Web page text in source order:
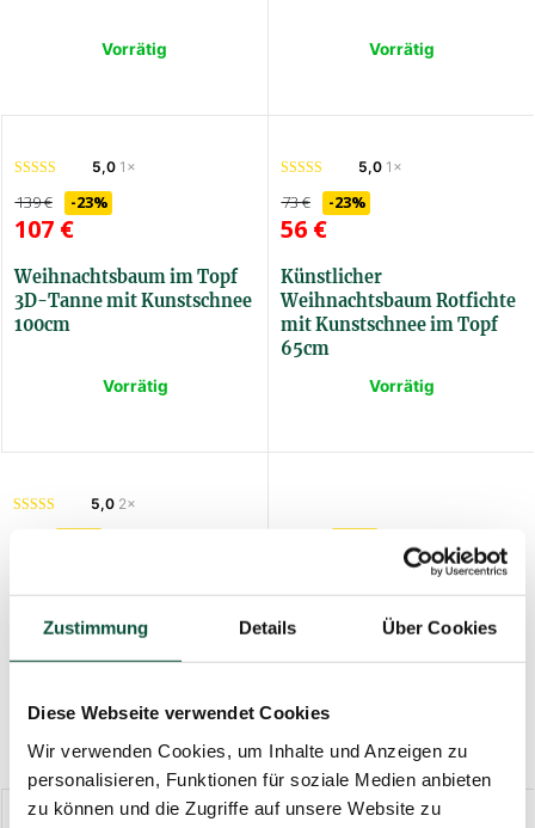
Zustimmung Details Über Cookies
Diese Webseite verwendet Cookies
Wir verwenden Cookies, um Inhalte und Anzeigen zu
personalisieren, Funktionen für soziale Medien anbieten
zu können und die Zugriffe auf unsere Website zu
Vorrätig Vorrätig
5,0 1×
139€ -23%
107 €
Weihnachtsbaum im Topf
3D-Tanne mit Kunstschnee
100cm
Vorrätig
5,0 1×
73€ -23%
56 €
Künstlicher
Weihnachtsbaum Rotfichte
mit Kunstschnee im Topf
65cm
Vorrätig
5,0 2×
Weihnachtsbaum 3D
Kaukasus-Tanne im Topf
Vorrätig
Weihnachtsbaum im Topf
3D-Tanne mit Kunstschnee
80cm
3DJZKVET80